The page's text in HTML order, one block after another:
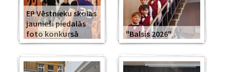
EP Vēstnieku skolas
jaunieši piedalās
foto konkursā
"Balsis 2026"